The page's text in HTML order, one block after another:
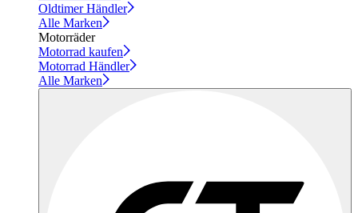
Oldtimer Händler
Alle Marken
Motorräder
Motorrad kaufen
Motorrad Händler
Alle Marken